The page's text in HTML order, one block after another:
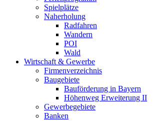
Spielplätze
Naherholung
Radfahren
Wandern
POI
Wald
Wirtschaft & Gewerbe
Firmenverzeichnis
Baugebiete
Bauförderung in Bayern
Höhenweg Erweiterung II
Gewerbegebiete
Banken